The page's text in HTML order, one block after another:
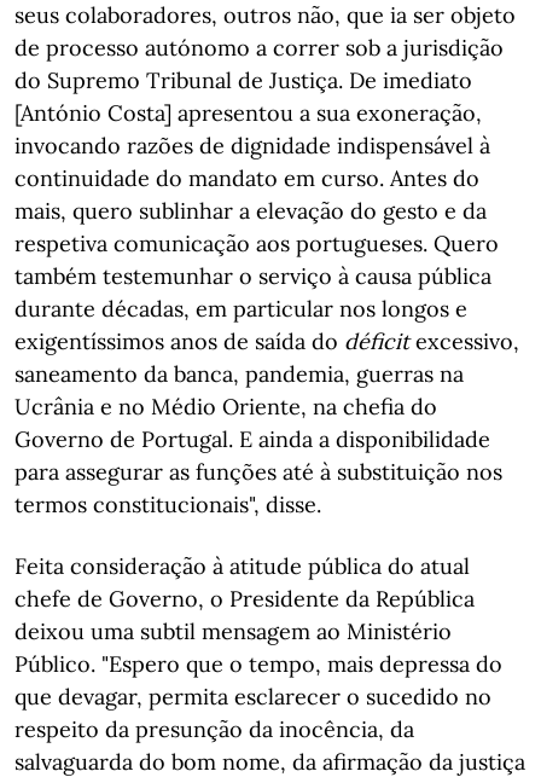
seus colaboradores, outros não, que ia ser objeto
de processo autónomo a correr sob a jurisdição
do Supremo Tribunal de Justiça. De imediato
[António Costa] apresentou a sua exoneração,
invocando razões de dignidade indispensável à
continuidade do mandato em curso. Antes do
mais, quero sublinhar a elevação do gesto e da
respetiva comunicação aos portugueses. Quero
também testemunhar o serviço à causa pública
durante décadas, em particular nos longos e
exigentíssimos anos de saída do déficitexcessivo,
saneamento da banca, pandemia, guerras na
Ucrânia e no Médio Oriente, na chefia do
Governo de Portugal. E ainda a disponibilidade
para assegurar as funções até à substituição nos
termos constitucionais", disse.
Feita consideração à atitude pública do atual
chefe de Governo, o Presidente da República
deixou uma subtil mensagem ao Ministério
Público. "Espero que o tempo, mais depressa do
que devagar, permita esclarecer o sucedido no
respeito da presunção da inocência, da
salvaguarda do bom nome, da afirmação da justiça